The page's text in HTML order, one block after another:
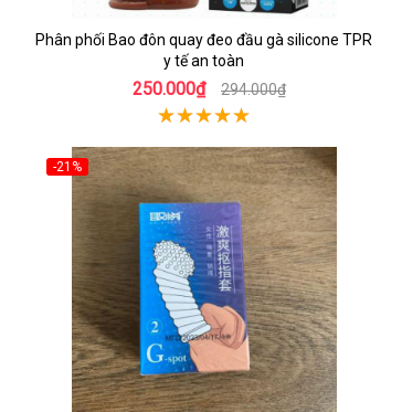
Phân phối Bao đôn quay đeo đầu gà silicone TPR
y tế an toàn
250.000₫ 294.000₫
-21%